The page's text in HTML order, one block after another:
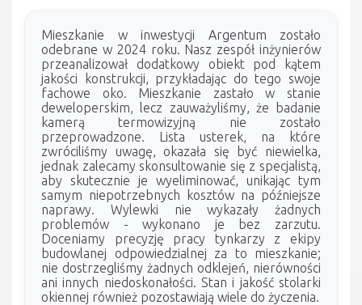
Mieszkanie w inwestycji Argentum zostało
odebrane w 2024 roku. Nasz zespół inżynierów
przeanalizował dodatkowy obiekt pod kątem
jakości konstrukcji, przykładając do tego swoje
fachowe oko. Mieszkanie zastało w stanie
deweloperskim, lecz zauważyliśmy, że badanie
kamerą termowizyjną nie zostało
przeprowadzone. Lista usterek, na które
zwróciliśmy uwagę, okazała się być niewielka,
jednak zalecamy skonsultowanie się z specjalistą,
aby skutecznie je wyeliminować, unikając tym
samym niepotrzebnych kosztów na późniejsze
naprawy. Wylewki nie wykazały żadnych
problemów - wykonano je bez zarzutu.
Doceniamy precyzję pracy tynkarzy z ekipy
budowlanej odpowiedzialnej za to mieszkanie;
nie dostrzegliśmy żadnych odklejeń, nierówności
ani innych niedoskonałości. Stan i jakość stolarki
okiennej również pozostawiają wiele do życzenia.